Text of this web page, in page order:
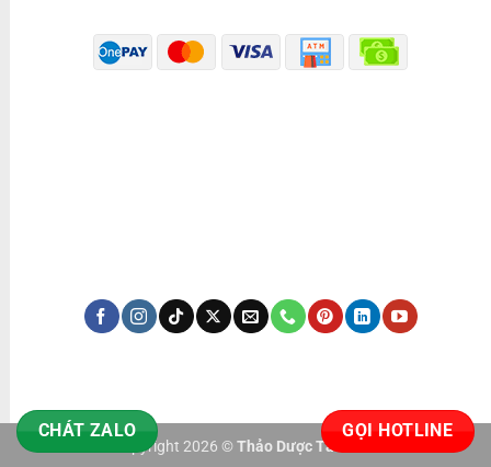
CHÁT ZALO GỌI HOTLINE
Copyright 2026 © Thảo Dược Tấn Phát